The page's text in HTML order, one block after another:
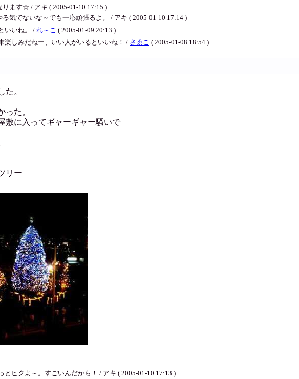
ます☆ / アキ ( 2005-01-10 17:15 )
気でないな～でも一応頑張るよ。 / アキ ( 2005-01-10 17:14 )
いいね。 / れ～こ ( 2005-01-09 20:13 )
楽しみだねー、いい人がいるといいね！ / さゑこ ( 2005-01-08 18:54 )
た。
った。
敷に入ってギャーギャー騒いで
リー
ヒクよ～。すごいんだから！ / アキ ( 2005-01-10 17:13 )